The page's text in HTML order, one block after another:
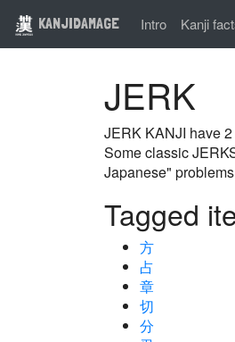
KANJIDAMAGE Intro Kanji
JERK
JERK KANJI have
Some classic
Japanese"
Tagged
方
占
章
切
分